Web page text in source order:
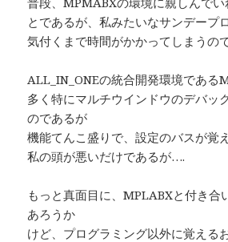
とであるが、私みたいなサンデープ
気付くまで時間がかかってしまうの
ALL_IN_ONEの統合開発環境である
多く特にマルチウインドウのデバッ
のであるが
機能てんこ盛りで、設定のバスが覚
私の頭が悪いだけであるが….
もっと真面目に、MPLABXと付き合
あろうか
けど、プログラミング以外に覚える